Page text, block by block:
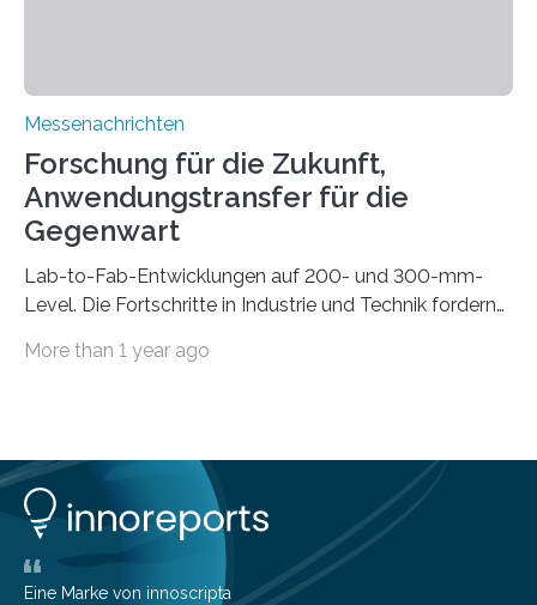
Messenachrichten
Forschung für die Zukunft,
Anwendungstransfer für die
Gegenwart
Lab-to-Fab-Entwicklungen auf 200- und 300-mm-
Level. Die Fortschritte in Industrie und Technik fordern
Mikrochips, sowohl aus technischer, wirtschaftlicher, als
dabei als starker Partner der Industrie etabliert. Das
Serviceangebot umfasst alle Schritte »from lab to fab«
– von der Beratung über die Prozessentwicklung bis hin
zur Pilotfertigung. 300-mm-Prozessanlagen am CNT.
(c) Sebastian Lassak / Fraunhofer IPMS…
More than 1 year ago
Eine Marke von innoscripta